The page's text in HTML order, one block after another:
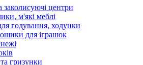
заколисуючі центри
м'які меблі
годування, ходунки
для іграшок
гризунки